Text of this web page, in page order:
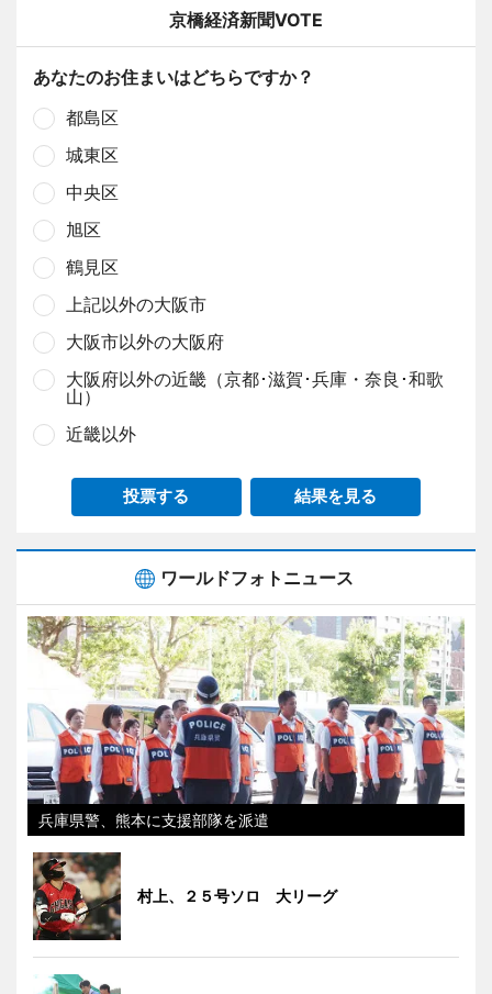
京橋経済新聞VOTE
あなたのお住まいはどちらですか？
都島区
城東区
中央区
旭区
鶴見区
上記以外の大阪市
大阪市以外の大阪府
大阪府以外の近畿（京都･滋賀･兵庫・奈良･和歌
山）
近畿以外
投票する 結果を見る
ワールドフォトニュース
兵庫県警、熊本に支援部隊を派遣
村上、２５号ソロ 大リーグ